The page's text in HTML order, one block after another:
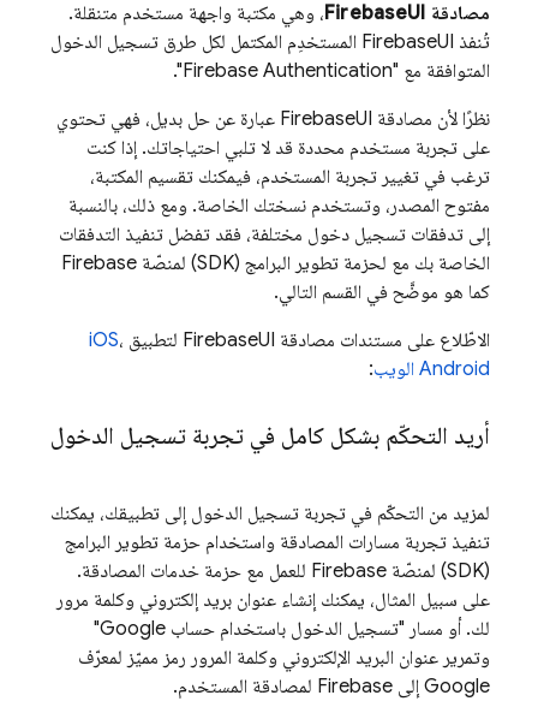
مصادقة FirebaseUI
، وهي مكتبة واجهة مستخدم متنقلة.
تُنفذ FirebaseUI المستخدِم المكتمل لكل طرق تسجيل الدخول
المتوافقة مع "Firebase Authentication
".
نظرًا لأن مصادقة FirebaseUI عبارة عن حل بديل، فهي تحتوي
على تجربة مستخدم محددة قد لا تلبي احتياجاتك. إذا كنت
ترغب في تغيير تجربة المستخدم، فيمكنك تقسيم المكتبة،
مفتوح المصدر، وتستخدم نسختك الخاصة. ومع ذلك، بالنسبة
إلى تدفقات تسجيل دخول مختلفة، فقد تفضل تنفيذ التدفقات
الخاصة بك مع لحزمة تطوير البرامج (SDK) لمنصّة Firebase
كما هو موضَّح في القسم التالي.
الاطّلاع على مستندات مصادقة FirebaseUI لتطبيق
iOS،
Android الويب:
أريد التحكّم بشكل كامل في تجربة تسجيل الدخول
لمزيد من التحكّم في تجربة تسجيل الدخول إلى تطبيقك، يمكنك
تنفيذ تجربة مسارات المصادقة واستخدام حزمة تطوير البرامج
(SDK) لمنصّة Firebase للعمل مع حزمة خدمات المصادقة.
على سبيل المثال، يمكنك إنشاء عنوان بريد إلكتروني وكلمة مرور
لك. أو مسار "تسجيل الدخول باستخدام حساب Google"
وتمرير عنوان البريد الإلكتروني وكلمة المرور رمز مميّز لمعرّف
Google إلى Firebase لمصادقة المستخدم.